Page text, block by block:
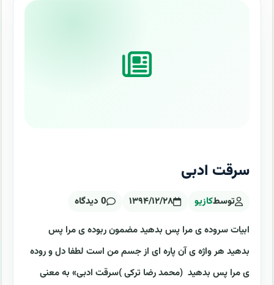
سرقت ادبی
توسطکازیو ۱۳۹۴/۱۲/۲۸ 0 دیدگاه
ابیات سروده ی مرا پس بدهید مضمون ربوده ی مرا پس
بدهید هر واژه ی آن پاره ای از جسم من است لطفا دل و روده
ی مرا پس بدهید (محمد رضا ترکی )سرقت ادبی» به معنی